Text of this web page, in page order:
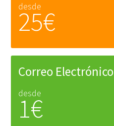
desde
25€
Correo Electrónico
desde
1€